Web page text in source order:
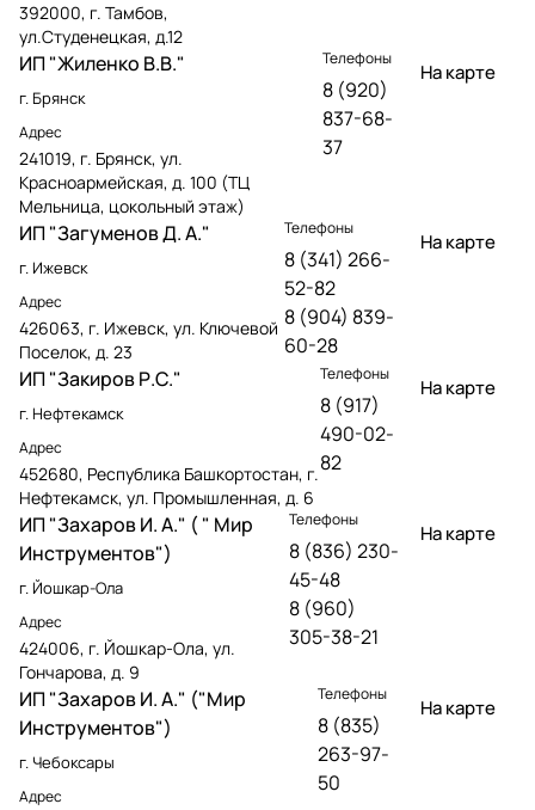
392000, г. Тамбов,
ул.Студенецкая, д.12
ИП "Жиленко В.В."
г. Брянск
Адрес
241019, г. Брянск, ул.
Красноармейская, д. 100 (ТЦ
Мельница, цокольный этаж)
Телефоны
8 (920)
837-68-
37
На карте
ИП "Загуменов Д. А."
г. Ижевск
Адрес
426063, г. Ижевск, ул. Ключевой
Поселок, д. 23
Телефоны
8 (341) 266-
52-82
8 (904) 839-
60-28
На карте
ИП "Закиров Р.С."
г. Нефтекамск
Адрес
452680, Республика Башкортостан, г.
Нефтекамск, ул. Промышленная, д. 6
Телефоны
8 (917)
490-02-
82
На карте
ИП "Захаров И. А." ( " Мир
Инструментов")
г. Йошкар-Ола
Адрес
424006, г. Йошкар-Ола, ул.
Гончарова, д. 9
Телефоны
8 (836) 230-
45-48
8 (960)
305-38-21
На карте
ИП "Захаров И. А." ("Мир
Инструментов")
г. Чебоксары
Адрес
Телефоны
8 (835)
263-97-
50
На карте